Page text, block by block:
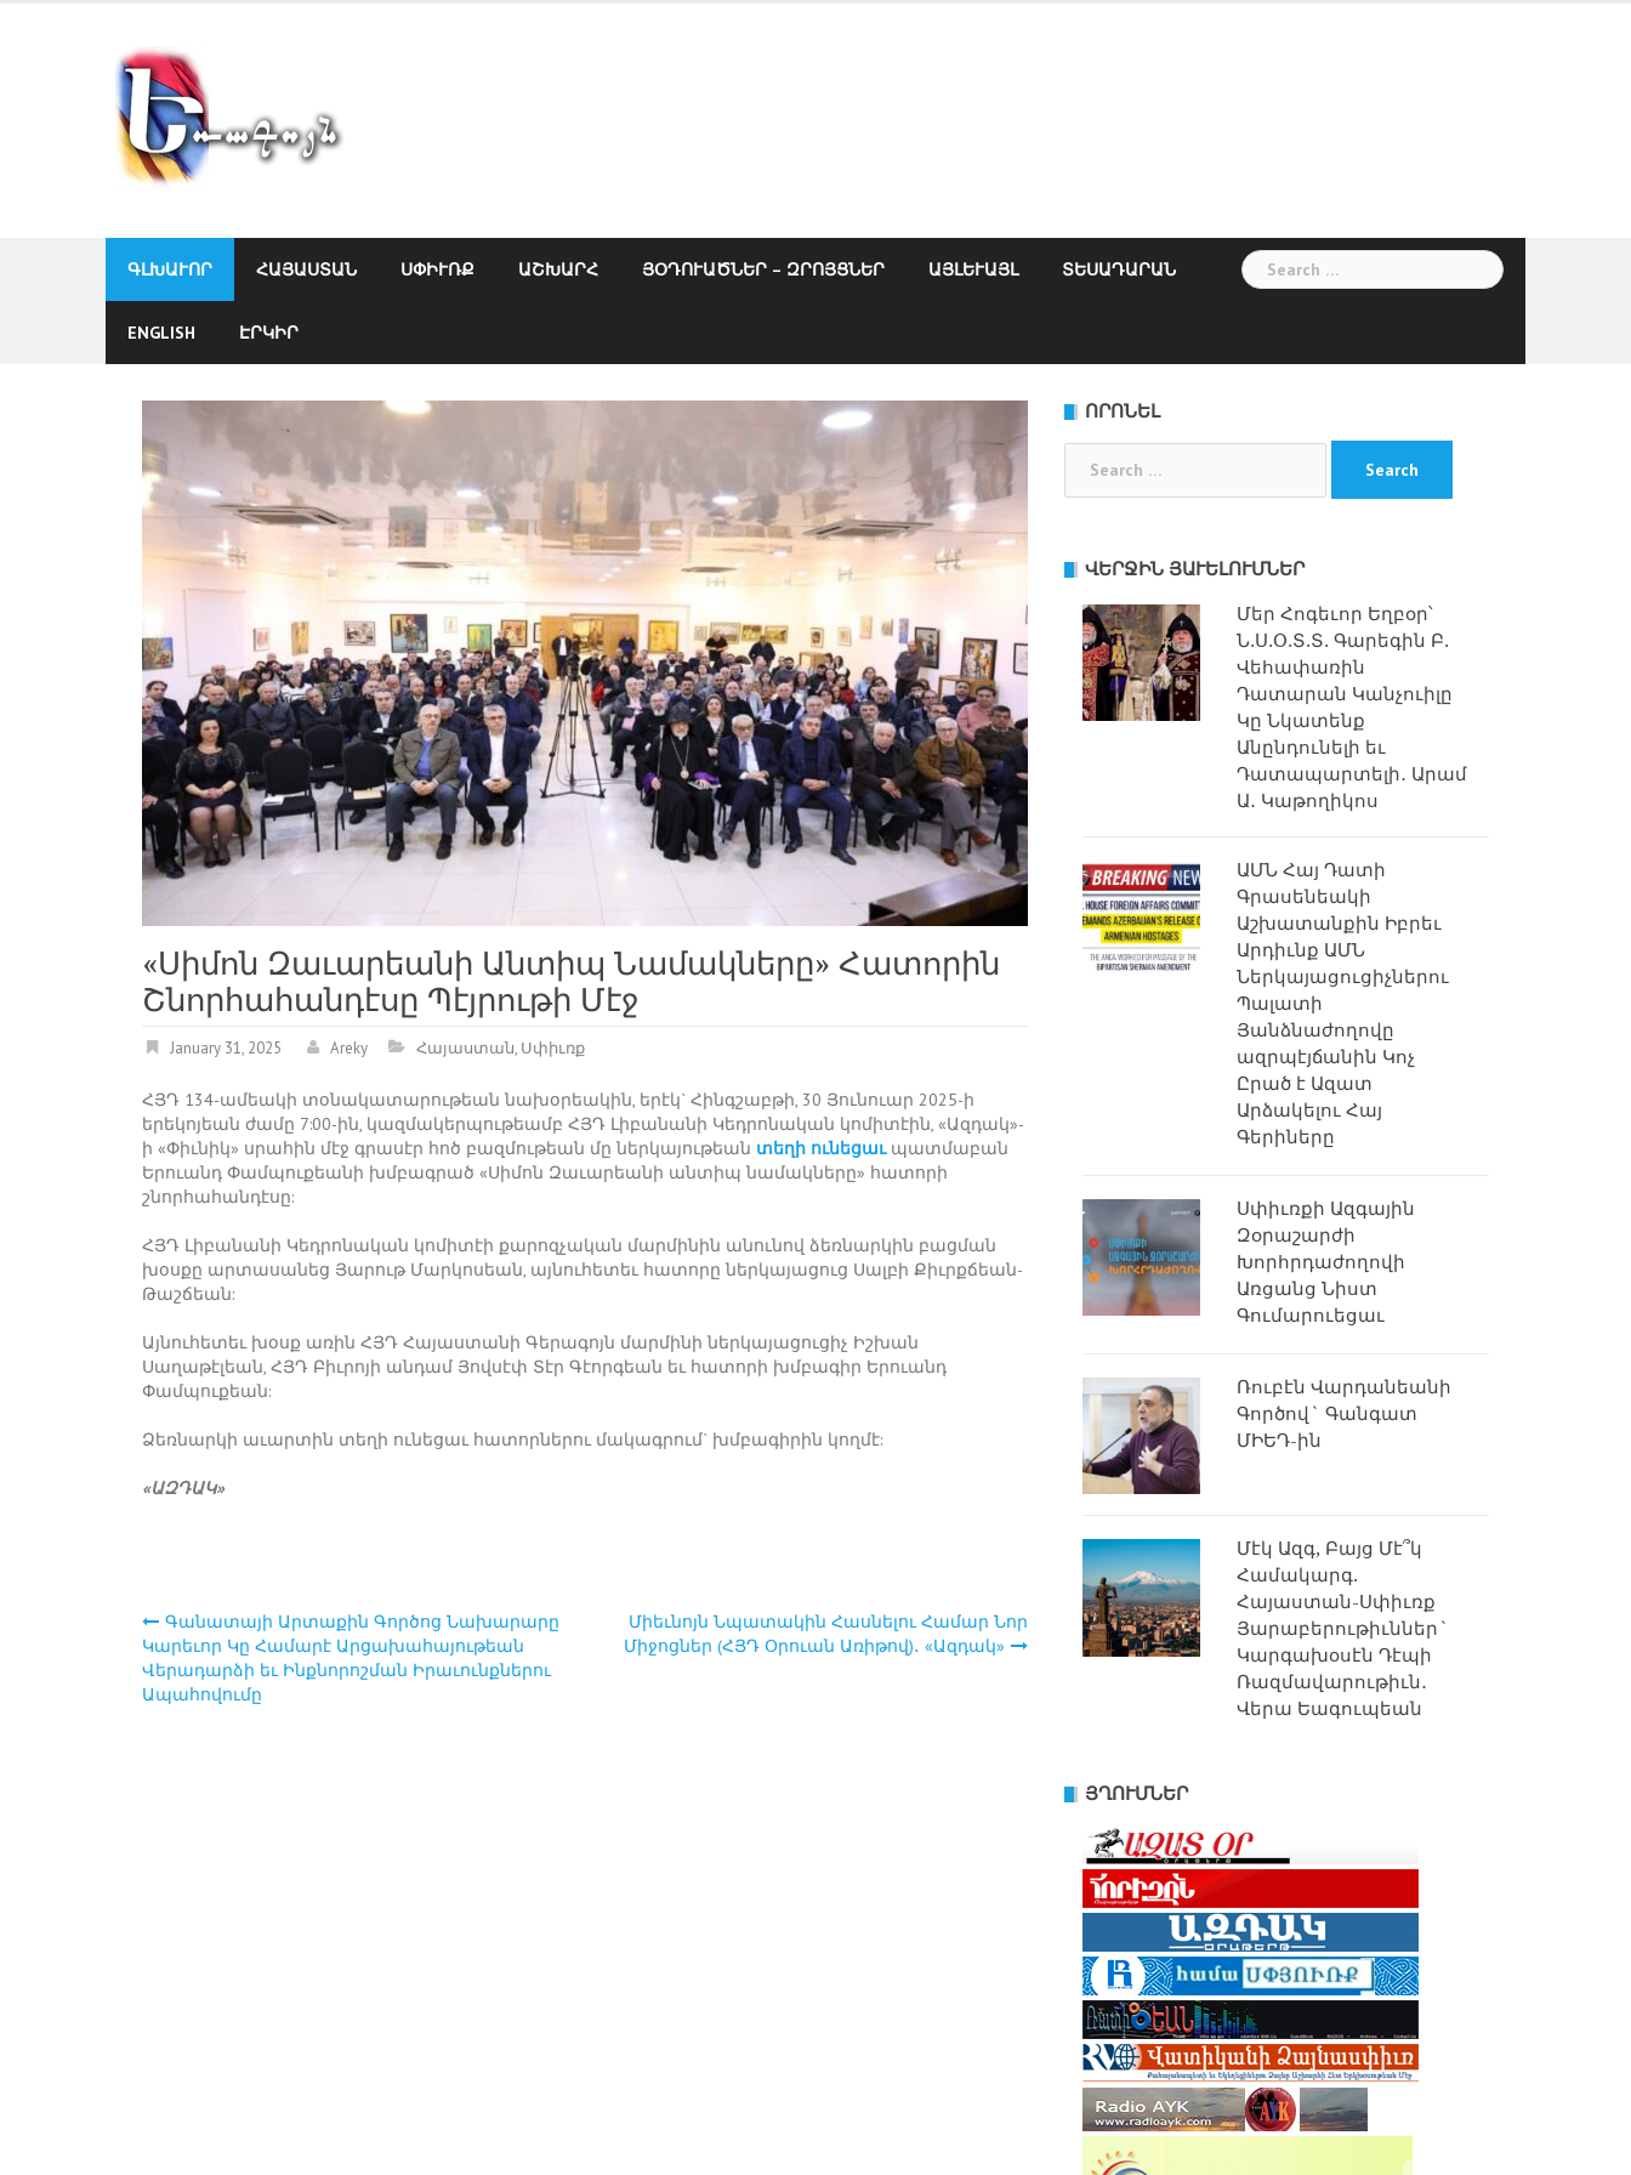
ԳԼԽԱՒՈՐ ՀԱՅԱՍՏԱՆ ՍՓԻՒՌՔ ԱՇԽԱՐՀ ՅՕԴՈՒԱԾՆԵՐ – ԶՐՈՅՑՆԵՐ ԱՅԼԵՒԱՅԼ ՏԵՍԱԴԱՐԱՆ
ENGLISH ԷՐԿԻՐ
Search
for:
«Սիմոն Զաւարեանի Անտիպ Նամակները» Հատորին
Շնորհահանդէսը Պէյրութի Մէջ
January 31, 2025 Areky Հայաստան, Սփիւռք
ՀՅԴ 134-ամեակի տօնակատարութեան նախօրեակին, երէկ` Հինգշաբթի, 30 Յունուար 2025-ի
երեկոյեան ժամը 7:00-ին, կազմակերպութեամբ ՀՅԴ Լիբանանի Կեդրոնական կոմիտէին, «Ազդակ»-
ի «Փիւնիկ» սրահին մէջ գրասէր հոծ բազմութեան մը ներկայութեան տեղի ունեցաւպատմաբան
Երուանդ Փամպուքեանի խմբագրած «Սիմոն Զաւարեանի անտիպ նամակները» հատորի
շնորհահանդէսը:
ՀՅԴ Լիբանանի Կեդրոնական կոմիտէի քարոզչական մարմինին անունով ձեռնարկին բացման
խօսքը արտասանեց Յարութ Մարկոսեան, այնուհետեւ հատորը ներկայացուց Սալբի Քիւրքճեան-
Թաշճեան:
Այնուհետեւ խօսք առին ՀՅԴ Հայաստանի Գերագոյն մարմինի ներկայացուցիչ Իշխան
Սաղաթէլեան, ՀՅԴ Բիւրոյի անդամ Յովսէփ Տէր Գէորգեան եւ հատորի խմբագիր Երուանդ
Փամպուքեան:
Ձեռնարկի աւարտին տեղի ունեցաւ հատորներու մակագրում` խմբագիրին կողմէ:
«ԱԶԴԱԿ»
Post
navigation
Գանատայի Արտաքին Գործոց Նախարարը
Կարեւոր Կը Համարէ Արցախահայութեան
Վերադարձի եւ Ինքնորոշման Իրաւունքներու
Ապահովումը
Միեւնոյն Նպատակին Հասնելու Համար Նոր
Միջոցներ (ՀՅԴ Օրուան Առիթով)․ «Ազդակ»
ՈՐՈՆԵԼ
ՎԵՐՋԻՆ ՅԱՒԵԼՈՒՄՆԵՐ
Մեր Հոգեւոր Եղբօր՝
Ն.Ս.Օ.Տ.Տ. Գարեգին Բ.
Վեհափառին
Դատարան Կանչուիլը
Կը Նկատենք
Անընդունելի եւ
Դատապարտելի․ Արամ
Ա․ Կաթողիկոս
ԱՄՆ Հայ Դատի
Գրասենեակի
Աշխատանքին Իբրեւ
Արդիւնք ԱՄՆ
Ներկայացուցիչներու
Պալատի
Յանձնաժողովը
ազրպէյճանին Կոչ
Ըրած է Ազատ
Արձակելու Հայ
Գերիները
Սփիւռքի Ազգային
Զօրաշարժի
Խորհրդաժողովի
Առցանց Նիստ
Գումարուեցաւ
Ռուբէն Վարդանեանի
Գործով` Գանգատ
ՄԻԵԴ-ին
Մէկ Ազգ, Բայց Մէ՞կ
Համակարգ.
Հայաստան-Սփիւռք
Յարաբերութիւններ`
Կարգախօսէն Դէպի
Ռազմավարութիւն․
Վերա Եագուպեան
ՅՂՈՒՄՆԵՐ